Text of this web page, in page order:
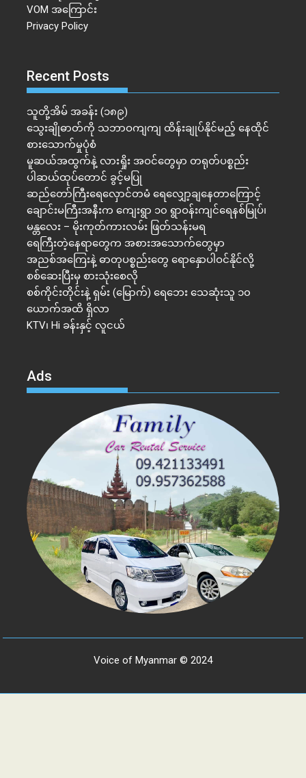
VOM အကြောင်း
Privacy Policy
Recent Posts
သူတို့အိမ် အခန်း (၁၈၉)
သွေးချိုဓာတ်ကို သဘာဝကျကျ ထိန်းချုပ်နိုင်မည့် နေထိုင်
စားသောက်မှုပုံစံ
မူဆယ်အထွက်နဲ့ လားရှိုး အဝင်တွေမှာ တရုတ်ပစ္စည်း
ပါဆယ်ထုပ်တောင် ခွင့်မပြု
ဆည်တော်ကြီးရေလှောင်တမံ ရေလျှော့ချနေတာကြောင့်
ချောင်းမကြီးအနီးက ကျေးရွာ ၁၀ ရွာဝန်းကျင်ရေနစ်မြုပ်၊
မန္တလေး – မိုးကုတ်ကားလမ်း ဖြတ်သန်းမရ
ရေကြီးတဲ့​နေရာ​တွေက အစားအသောက်တွေမှာ
အညစ်အကြေးနဲ့ ဓာတုပစ္စည်းတွေ ရောနှောပါဝင်နိုင်လို့
စစ်ဆေးပြီးမှ စားသုံးစေလို
စစ်ကိုင်းတိုင်းနဲ့ ရှမ်း (မြောက်) ရေဘေး သေဆုံးသူ ၁၀
ယောက်အထိ ရှိလာ
KTV၊ Hi ခန်းနှင့် လူငယ်
Ads
Voice of Myanmar © 2024